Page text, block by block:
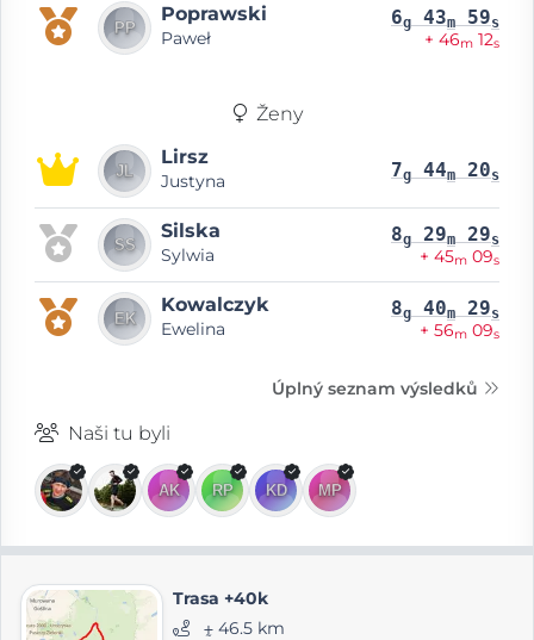
Poprawski
Paweł
6g 43m 59s
+ 46m 12s
Ženy
Lirsz
Justyna 7g 44m 20s
Silska
Sylwia
8g 29m 29s
+ 45m 09s
Kowalczyk
Ewelina
8g 40m 29s
+ 56m 09s
Úplný seznam výsledků
Naši tu byli
Trasa +40k
⨦ 46.5 km